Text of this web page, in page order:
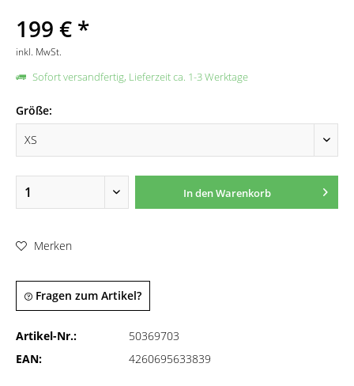
199 € *
inkl. MwSt.
Sofort versandfertig, Lieferzeit ca. 1-3 Werktage
Größe:
In denWarenkorb
Merken
Fragen zum Artikel?
Artikel-Nr.:
50369703
EAN:
4260695633839